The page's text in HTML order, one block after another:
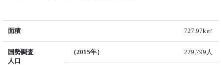
面積 727.97k㎡
国勢調査
人口
（2015年） 229,799人